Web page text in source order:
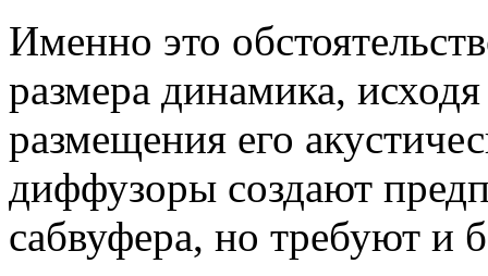
Именно это
размера динамика,
размещения его
диффузоры создают
сабвуфера, но требуют и